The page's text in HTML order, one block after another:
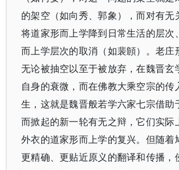
的架空（如向秀、郭象），而对有无
将道家形而上学降到日常生活的层次
而上学层次的取消（如裴頠）。老庄
无论被抽空以至于被放弃，在魏晋玄
自身的衰微，而在佛教大乘空宗的传
生，这就是魏晋般若学六家七宗借助
而掀起的新一轮有无之辩，它们实际
外衣的道家形而上学的复兴。但随着
更精确、更贴近原义的翻译和传播，